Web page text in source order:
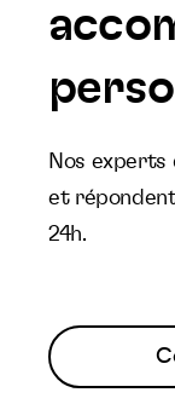
Nos experts
et
24h.